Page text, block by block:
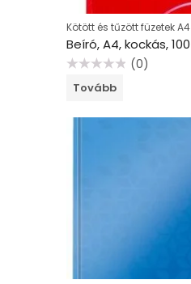
Kötött és tűzött füzetek A4
(0)
Tovább